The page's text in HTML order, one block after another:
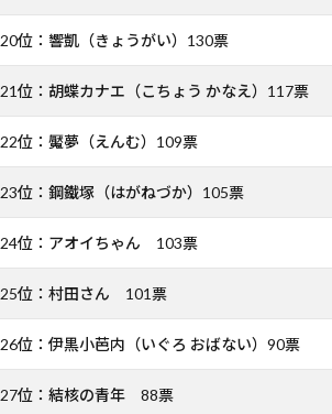
20位：響凱（きょうがい）130票
21位：胡蝶カナエ（こちょう かなえ）117票
22位：魘夢（えんむ）109票
23位：鋼鐵塚（はがねづか）105票
24位：アオイちゃん 103票
25位：村田さん 101票
26位：伊黒小芭内（いぐろ おばない）90票
27位：結核の青年 88票